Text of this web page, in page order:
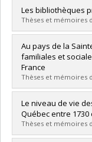
Graduate :
Cycle : Doctoral
Grade :Ph. D.
Les bibliothèques
Thèses et mémoires
Graduate :
Cycle :Master's
Grade :
Lien vers le
Au pays de la
familiales et
France
Thèses et mémoires
Graduate :
Cycle :Master's
Grade :M.A.
Lien vers le
Le niveau de vie
Québec entre 1730
Thèses et mémoires